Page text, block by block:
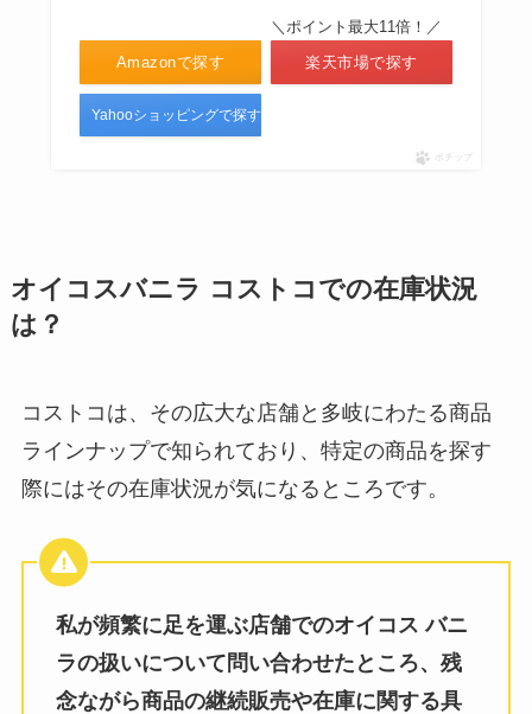
Amazonで探す
＼ポイント最大11倍！／
楽天市場で探す
Yahooショッピングで探す
ポチップ
オイコスバニラ コストコでの在庫状況
は？
コストコは、その広大な店舗と多岐にわたる商品
ラインナップで知られており、特定の商品を探す
際にはその在庫状況が気になるところです。
私が頻繁に足を運ぶ店舗でのオイコス バニ
ラの扱いについて問い合わせたところ、残
念ながら商品の継続販売や在庫に関する具